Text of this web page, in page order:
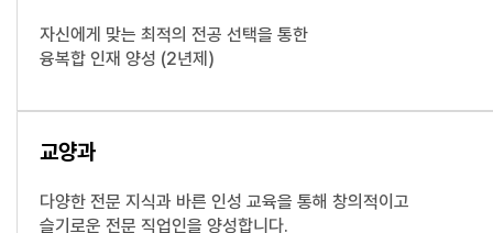
자신에게 맞는 최적의 전공 선택을 통한
융복합 인재 양성 (2년제)
교양과
다양한 전문 지식과 바른 인성 교육을 통해 창의적이고
슬기로운 전문 직업인을 양성합니다.